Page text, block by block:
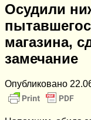
Осудили
магазина,
замечание
Опубликовано